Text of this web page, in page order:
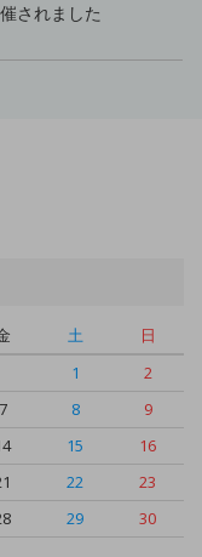
されました
土
日
1
2
7 8
9
15
16
22
23
29
30